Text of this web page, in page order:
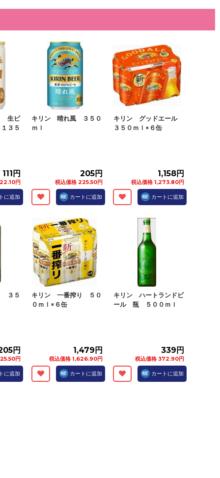
生ビ
３５
111円
円
に追加
キリン 晴れ風 ３５０
ｍｌ
205円
税込価格 225.50円
カートに追加
キリン グッドエール
３５０ｍｌ×６缶
1,158円
税込価格 1,273.80円
カートに追加
３５
円
円
に追加
キリン 一番搾り ５０
０ｍｌ×６缶
1,479円
税込価格 1,626.90円
カートに追加
キリン ハートランドビ
ール 瓶 ５００ｍｌ
339円
税込価格 372.90円
カートに追加